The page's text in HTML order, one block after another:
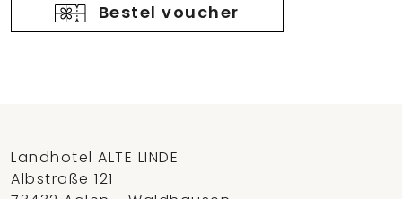
Bestel voucher
Landhotel ALTE LINDE
Albstraße 121